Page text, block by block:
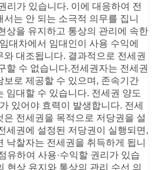
리가 있습니다. 이에 대응하여 전
는 안 되는 소극적 의무를 집니
상을 유지하고 통상의 관리에 속한
대차에서 임대인이 사용 수익에
대조됩니다. 결과적으로 전세권
할 수 없습니다.전세권자는 전세권
보로 제공할 수 있으며, 존속기간
임대할 수 있습니다. 전세권 양도
있어야 효력이 발생합니다. 전세
전세권을 목적으로 저당권을 설
세권에 설정된 저당권이 실행되면,
낙찰자는 전세권을 취득하게 됩니
유하여 사용·수익할 권리가 있습
현상 유지와 통상의 관리 수선 의